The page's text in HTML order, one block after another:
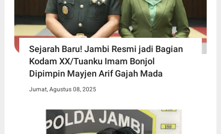
Sejarah Baru! Jambi Resmi jadi Bagian
Kodam XX/Tuanku Imam Bonjol
Dipimpin Mayjen Arif Gajah Mada
Jumat, Agustus 08, 2025